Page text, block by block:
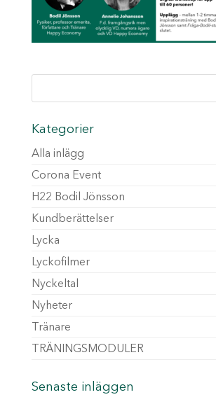
Kategorier
Alla inlägg
Corona Event
H22 Bodil Jönsson
Kundberättelser
Lycka
Lyckofilmer
Nyckeltal
Nyheter
Tränare
TRÄNINGSMODULER
Senaste inläggen